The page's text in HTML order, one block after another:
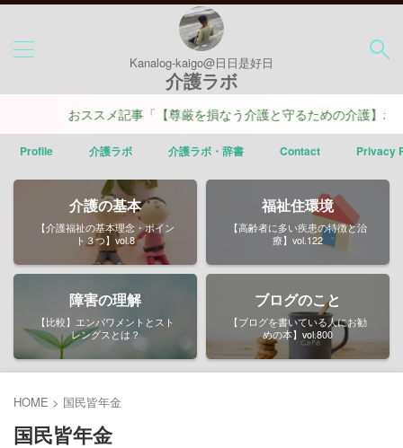
Kanalog-kaigo@日日是好日
介護ラボ
おススメ記事「【尊厳を損なう介護と守るための介護】ポイン
Profile 介護ラボ 介護ラボ・辞書 Contact Privacy
介護の基本
【介護福祉の基本理念・ポイン
ト３つ】vol.8
福祉住環境
【高齢者に多い疾患の特徴と治
療】vol.122
障害の理解
【比較】エンパワメントとスト
レングスとは？
ブログのこと
【ブログを書いている人にお勧
めの本】vol.800
HOME > 国民皆年金
国民皆年金